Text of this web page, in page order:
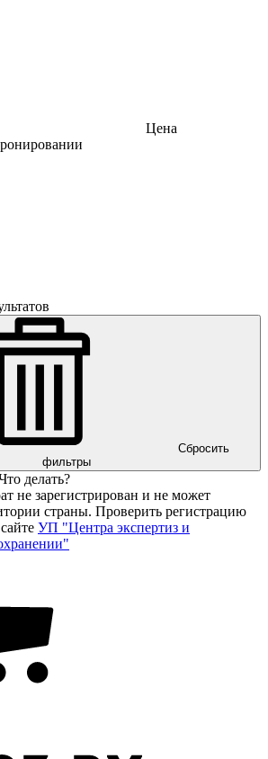
Цена
Сбросить
фильтры
делать?
не зарегистрирован и не может
страны. Проверить регистрацию
УП "Центра экспертиз и